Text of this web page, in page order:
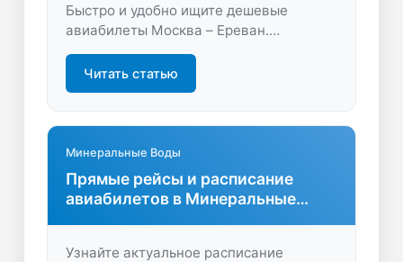
Быстро и удобно ищите дешевые
авиабилеты Москва – Ереван.
Сравнивайте цены, выбирайте лучшие
предложения и экономьте на перелёте
вместе с удобным поиском. Откройте
Читать статью
Минеральные Воды
Прямые рейсы и расписание
авиабилетов в Минеральные
Узнайте актуальное расписание